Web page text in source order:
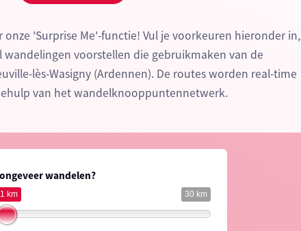
onze 'Surprise Me'-functie! Vul je voorkeuren hieronder in,
wandelingen voorstellen die gebruikmaken van de
lès-Wasigny (Ardennen). De routes worden real-time
van het wandelknooppuntennetwerk.
wandelen?
30 km
km